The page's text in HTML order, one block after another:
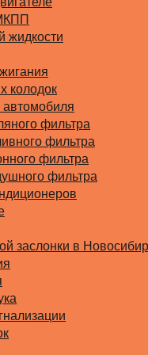
жидкости
колодок
фильтра
фильтра
фильтра
фильтра
заслонки в